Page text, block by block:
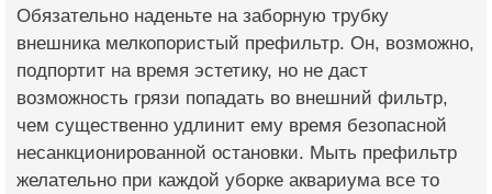
Обязательно наденьте на заборную трубку
внешника мелкопористый префильтр. Он, возможно,
подпортит на время эстетику, но не даст
возможность грязи попадать во внешний фильтр,
чем существенно удлинит ему время безопасной
несанкционированной остановки. Мыть префильтр
желательно при каждой уборке аквариума все то